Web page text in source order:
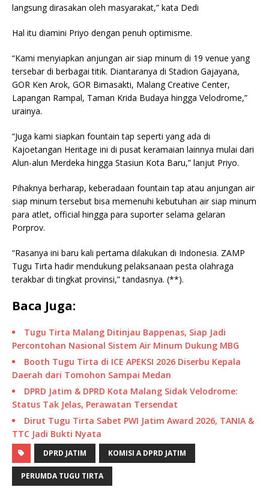
langsung dirasakan oleh masyarakat,” kata Dedi
Hal itu diamini Priyo dengan penuh optimisme.
“Kami menyiapkan anjungan air siap minum di 19 venue yang
tersebar di berbagai titik. Diantaranya di Stadion Gajayana,
GOR Ken Arok, GOR Bimasakti, Malang Creative Center,
Lapangan Rampal, Taman Krida Budaya hingga Velodrome,”
urainya.
“Juga kami siapkan fountain tap seperti yang ada di
Kajoetangan Heritage ini di pusat keramaian lainnya mulai dari
Alun-alun Merdeka hingga Stasiun Kota Baru,” lanjut Priyo.
Pihaknya berharap, keberadaan fountain tap atau anjungan air
siap minum tersebut bisa memenuhi kebutuhan air siap minum
para atlet, official hingga para suporter selama gelaran
Porprov.
“Rasanya ini baru kali pertama dilakukan di Indonesia. ZAMP
Tugu Tirta hadir mendukung pelaksanaan pesta olahraga
terakbar di tingkat provinsi,” tandasnya. (**).
Baca Juga:
Tugu Tirta Malang Ditinjau Bappenas, Siap Jadi
Percontohan Nasional Sistem Air Minum Dukung MBG
Booth Tugu Tirta di ICE APEKSI 2026 Diserbu Kepala
Daerah dari Tomohon Sampai Medan
DPRD Jatim & DPRD Kota Malang Sidak Velodrome:
Status Tak Jelas, Perawatan Tersendat
Dirut Tugu Tirta Sabet PWI Jatim Award 2026, TANIA &
TTC Jadi Bukti Nyata
DPRD JATIM KOMISI A DPRD JATIM
PERUMDA TUGU TIRTA